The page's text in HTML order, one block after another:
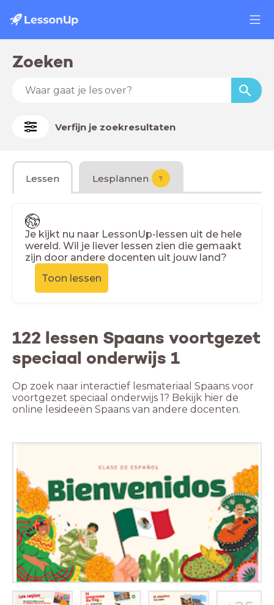
Zoeken
Verfijn je zoekresultaten
Lessen Lesplannen ?
Je kijkt nu naar LessonUp-lessen uit de hele
wereld. Wil je liever lessen zien die gemaakt
zijn door andere docenten uit jouw land?
Toon lessen
122 lessen Spaans voortgezet
speciaal onderwijs 1
Op zoek naar interactief lesmateriaal Spaans voor
voortgezet speciaal onderwijs 1? Bekijk hier de
online lesideeën Spaans van andere docenten.